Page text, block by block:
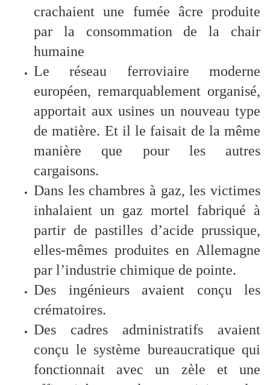
crachaient une fumée âcre produite
par la consommation de la chair
humaine
Le réseau ferroviaire moderne
européen, remarquablement organisé,
apportait aux usines un nouveau type
de matière. Et il le faisait de la même
manière que pour les autres
cargaisons.
Dans les chambres à gaz, les victimes
inhalaient un gaz mortel fabriqué à
partir de pastilles d’acide prussique,
elles-mêmes produites en Allemagne
par l’industrie chimique de pointe.
Des ingénieurs avaient conçu les
crématoires.
Des cadres administratifs avaient
conçu le système bureaucratique qui
fonctionnait avec un zèle et une